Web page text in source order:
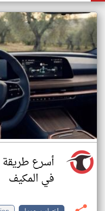
أسرع طريقة
في المكيف